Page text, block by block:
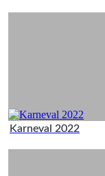
Karneval 2022